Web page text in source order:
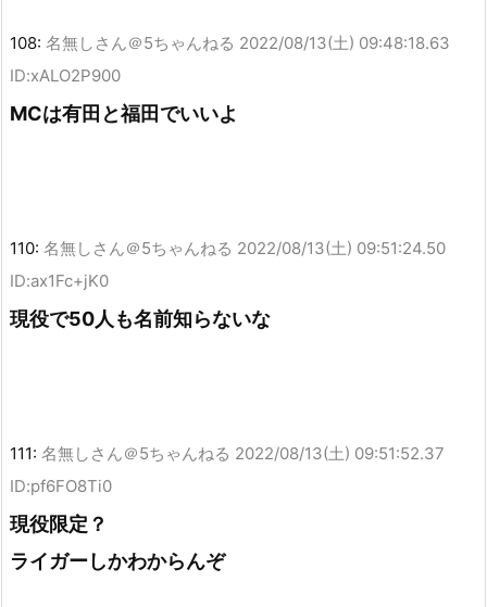
108: 名無しさん＠5ちゃんねる 2022/08/13(土) 09:48:18.63
ID:xALO2P900
MCは有田と福田でいいよ
110: 名無しさん＠5ちゃんねる 2022/08/13(土) 09:51:24.50
ID:ax1Fc+jK0
現役で50人も名前知らないな
111: 名無しさん＠5ちゃんねる 2022/08/13(土) 09:51:52.37
ID:pf6FO8Ti0
現役限定？
ライガーしかわからんぞ